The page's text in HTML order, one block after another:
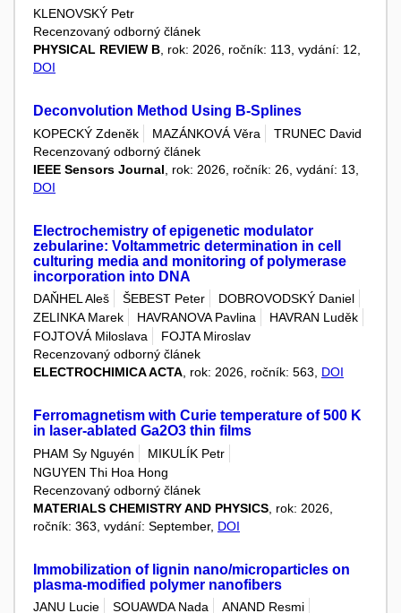
KLENOVSKÝ Petr
Recenzovaný odborný článek
PHYSICAL REVIEW B, rok: 2026, ročník: 113, vydání: 12,
DOI
Deconvolution Method Using B-Splines
KOPECKÝ Zdeněk MAZÁNKOVÁ Věra
TRUNEC David
Recenzovaný odborný článek
IEEE Sensors Journal , rok: 2026, ročník: 26, vydání: 13,
DOI
Electrochemistry of epigenetic modulator
zebularine: Voltammetric determination in cell
culturing media and monitoring of polymerase
incorporation into DNA
DAŇHEL Aleš ŠEBEST Peter
DOBROVODSKÝ Daniel
ZELINKA Marek
HAVRANOVA Pavlina
HAVRAN Luděk
FOJTOVÁ Miloslava
FOJTA Miroslav
Recenzovaný odborný článek
ELECTROCHIMICA ACTA, rok: 2026, ročník: 563, DOI
Ferromagnetism with Curie temperature of 500 K
in laser-ablated Ga2O3 thin films
PHAM Sy Nguyén
MIKULÍK Petr
NGUYEN Thi Hoa Hong
Recenzovaný odborný článek
MATERIALS CHEMISTRY AND PHYSICS , rok: 2026,
ročník: 363, vydání: September, DOI
Immobilization of lignin nano/microparticles on
plasma-modified polymer nanofibers
JANU Lucie SOUAWDA Nada ANAND Resmi